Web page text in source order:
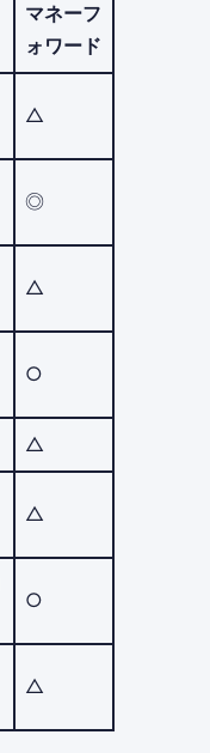
マネーフ
ォワード
△
◎
△
○
△
△
○
△